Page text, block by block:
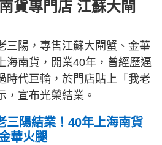
貨專門店 江蘇大閘
三陽，專售江蘇大閘蟹、金華
海南貨，開業40年，曾經歷逼
時代巨輪，於門店貼上「我老
，宣布光榮結業。
三陽結業！40年上海南貨
華火腿